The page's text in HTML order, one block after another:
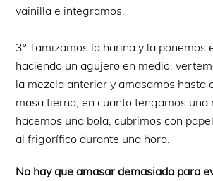
vainilla e integramos.
3º Tamizamos la harina y la ponemos
haciendo un agujero en medio,
la mezcla anterior y amasamos hasta
masa tierna, en cuanto tengamos una
hacemos una bola, cubrimos con
al frigorífico durante una hora.
No hay que amasar demasiado para